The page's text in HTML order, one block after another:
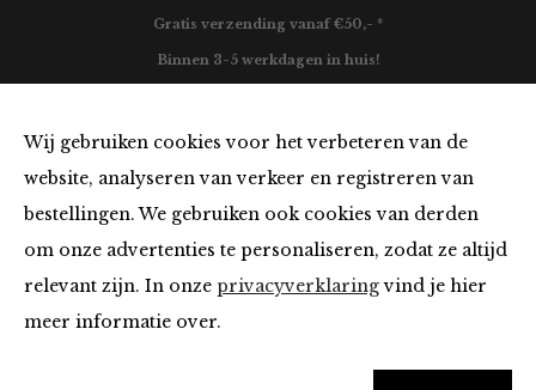
Wij gebruiken cookies voor het verbeteren van de
website, analyseren van verkeer en registreren van
bestellingen. We gebruiken ook cookies van derden
om onze advertenties te personaliseren, zodat ze altijd
relevant zijn. In onze privacyverklaringvind je hier
meer informatie over.
Gratis verzending vanaf €50,- *
Binnen 3-5 werkdagen in huis!
Must Haves